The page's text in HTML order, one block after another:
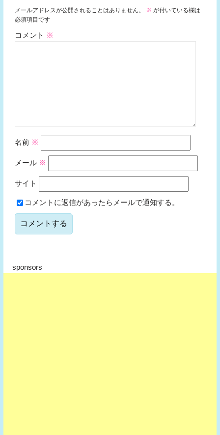
メールアドレスが公開されることはありません。 ※ が付いている欄は
必須項目です
コメント ※
名前 ※
メール ※
サイト
コメントに返信があったらメールで通知する。
sponsors